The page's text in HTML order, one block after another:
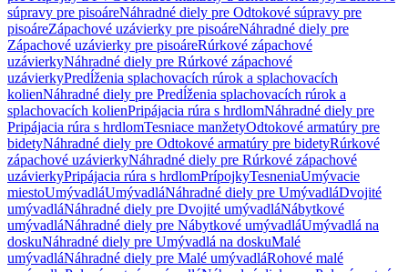
súpravy pre pisoáreNáhradné diely pre Odtokové súpravy pre
pisoáreZápachové uzávierky pre pisoáreNáhradné diely pre
Zápachové uzávierky pre pisoáreRúrkové zápachové
uzávierkyNáhradné diely pre Rúrkové zápachové
uzávierkyPredĺženia splachovacích rúrok a splachovacích
kolienNáhradné diely pre Predĺženia splachovacích rúrok a
splachovacích kolienPripájacia rúra s hrdlomNáhradné diely pre
Pripájacia rúra s hrdlomTesniace manžetyOdtokové armatúry pre
bidetyNáhradné diely pre Odtokové armatúry pre bidetyRúrkové
zápachové uzávierkyNáhradné diely pre Rúrkové zápachové
uzávierkyPripájacia rúra s hrdlomPrípojkyTesneniaUmývacie
miestoUmývadláUmývadláNáhradné diely pre UmývadláDvojité
umývadláNáhradné diely pre Dvojité umývadláNábytkové
umývadláNáhradné diely pre Nábytkové umývadláUmývadlá na
doskuNáhradné diely pre Umývadlá na doskuMalé
umývadláNáhradné diely pre Malé umývadláRohové malé